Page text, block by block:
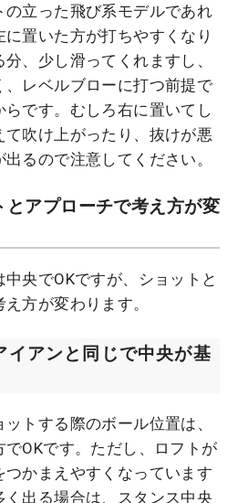
立った飛び系モデルであれ
置いた方が打ちやすくなり
、少し滑ってくれますし、
、レベルブローに打つ前提で
です。むしろ右に置いてし
て吹け上がったり、抜けが悪
るので注意してください。
とアプローチで考え方が変
央でOKですが、ショットと
方が変わります。
イアンと同じで中央が基
トする際のボール位置は、
OKです。ただし、ロフトが
かまえやすくなっています
出る場合は、スタンス中央